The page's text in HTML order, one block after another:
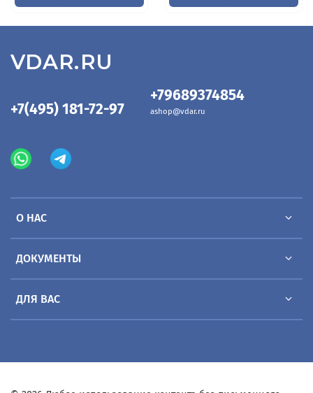
О НАС
ДОКУМЕНТЫ
ДЛЯ ВАС
+7(495) 181-72-97
+79689374854
ashop@vdar.ru
VDAR.RU